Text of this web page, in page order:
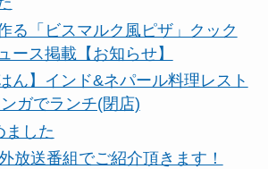
る「ビスマルク風ピザ」クック
ース掲載【お知らせ】
ん】インド&ネパール料理レスト
ガでランチ(閉店)
ました
放送番組でご紹介頂きます！